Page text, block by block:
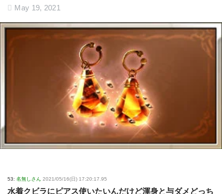
May 19, 2021
53: 名無しさん 2021/05/16(日) 17:20:17.95
水着クビラにピアス使いたいんだけど渾身と与ダメどっち